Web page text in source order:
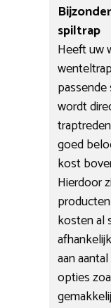
spiltrap
Heeft uw
wordt
goed
kost
Hierdoor
kosten al
aan
opties